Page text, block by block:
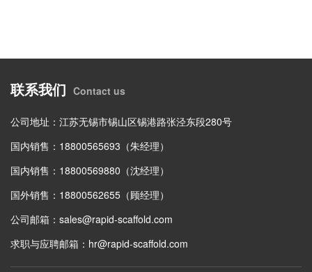
联系我们 Contact us
公司地址：江苏无锡市锡山区锡港路张泾东段280号
国内销售：18800565693（朱经理）
国内销售：18800569880（沈经理）
国外销售：18800562655（顾经理）
公司邮箱： sales@rapid-scaffold.com
求职与应聘邮箱： hr@rapid-scaffold.com